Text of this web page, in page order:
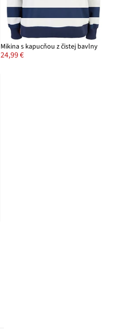
Mikina s kapucňou z čistej bavlny
24,99 €